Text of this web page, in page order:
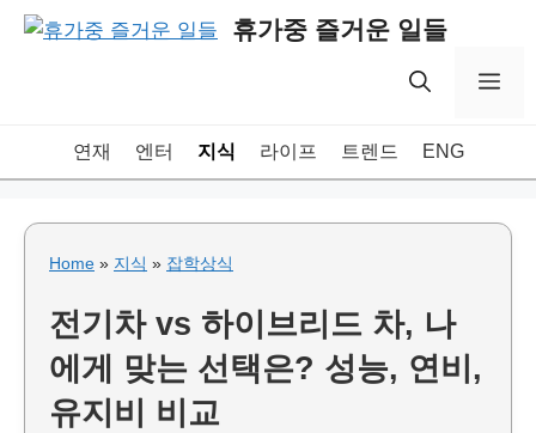
Skip
휴가중 즐거운 일들
연재 엔터 지식 라이프 트렌드 ENG
Home » 지식 » 잡학상식
전기차 vs 하이브리드 차, 나
에게 맞는 선택은? 성능, 연비,
유지비 비교